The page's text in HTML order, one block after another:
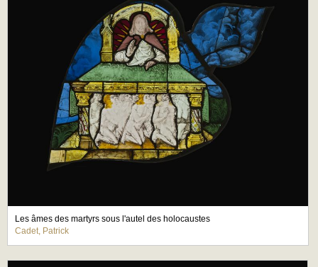
Les âmes des martyrs sous l'autel des holocaustes
Cadet, Patrick